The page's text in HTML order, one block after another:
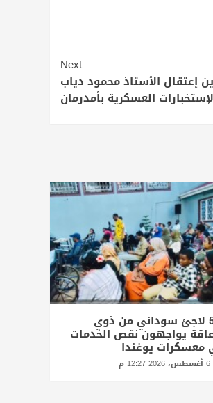
Next
إعتقال الأستاذ محمود دياب
العسكرية بأمدرمان
500 لاجئ سوداني من ذوي
يواجهون نقص الخدمات
معسكرات يوغندا
6 أغسطس، 2026 12:27 م